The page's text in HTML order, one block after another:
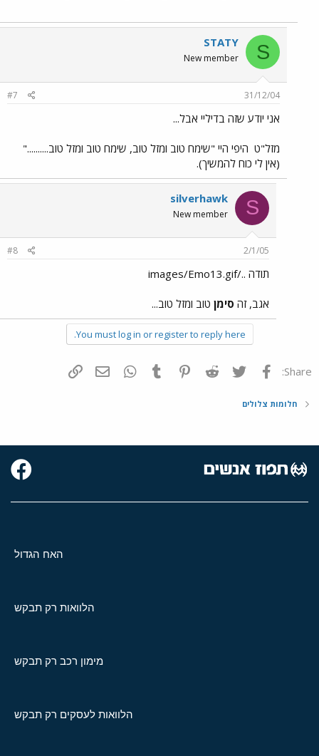
S
STATY
New member
31/12/04
#7
אני יודע שזה בדיליי אבל...
מזל"ט היפי היי "שימח טוב ומזל טוב, שימח טוב ומזל טוב.........."
(אין לי כוח להמשיך).
S
silverhawk
New member
2/1/05
#8
תודה ../images/Emo13.gif
אגב, זה סימן טוב ומזל טוב...
You must log in or register to reply here.
Share: פייסבוק Twitter
Reddit
Pinterest
Tumblr
WhatsAppדואר אלקטרוני
חלומות צלולים
האח הגדול
הלוואות רק תבקש
מימון רכב רק תבקש
הלוואות לעסקים רק תבקש